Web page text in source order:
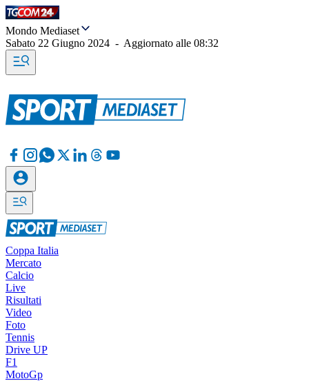
Mondo Mediaset
Sabato 22 Giugno 2024 - Aggiornato alle 08:32
Coppa Italia
Mercato
Calcio
Live
Risultati
Video
Foto
Tennis
Drive UP
F1
MotoGp